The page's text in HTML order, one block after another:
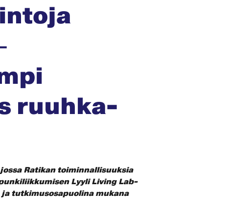
ruuhka-
Ratikan toiminnallisuuksia
Lyyli Living Lab-
tutkimusosapuolina mukana